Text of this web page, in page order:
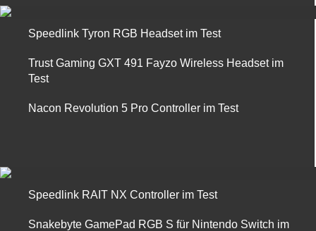
Speedlink Tyron RGB Headset im Test
Trust Gaming GXT 491 Fayzo Wireless Headset im
Test
Nacon Revolution 5 Pro Controller im Test
Speedlink RAIT NX Controller im Test
Snakebyte GamePad RGB S für Nintendo Switch im